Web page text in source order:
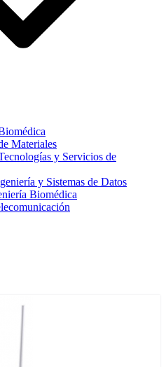
Materiales
y Servicios de
y Sistemas de Datos
Biomédica